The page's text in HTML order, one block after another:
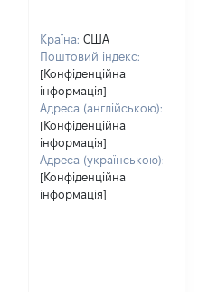
Країна: США
Поштовий індекс:
[Конфіденційна
інформація]
Адреса (англійською):
[Конфіденційна
інформація]
Адреса (українською):
[Конфіденційна
інформація]